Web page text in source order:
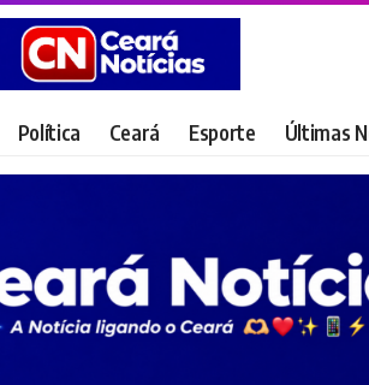
Política Ceará Esporte Últimas